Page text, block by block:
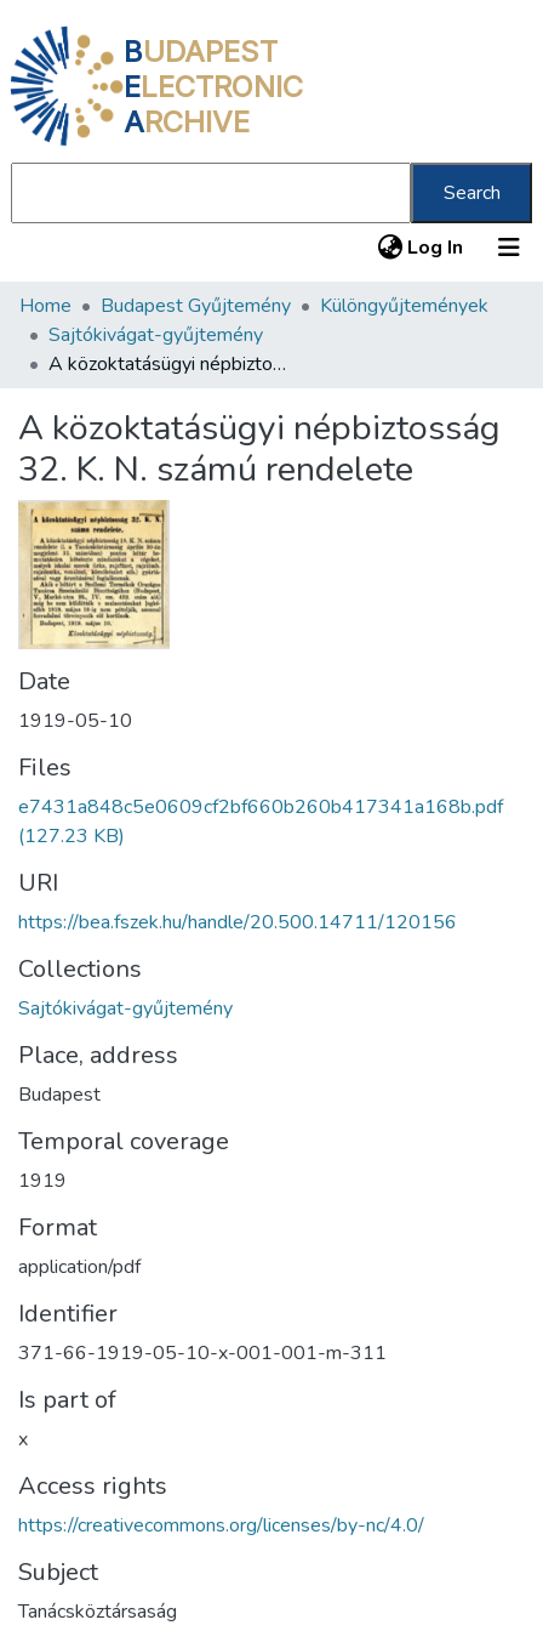
BUDAPEST
ELECTRONIC
ARCHIVE
Search
Log In (current)
Communities & Collections
All of DSpace
About us
Home Budapest Gyűjtemény
Különgyűjtemények
Sajtókivágat-gyűjtemény
A közoktatásügyi népbiztosság 32. K. N. számú rendelete
A közoktatásügyi népbiztosság
32. K. N. számú rendelete
Date
1919-05-10
Files
e7431a848c5e0609cf2bf660b260b417341a168b.pdf
(127.23 KB)
URI
https://bea.fszek.hu/handle/20.500.14711/120156
Collections
Sajtókivágat-gyűjtemény
Place, address
Budapest
Temporal coverage
1919
Format
application/pdf
Identifier
371-66-1919-05-10-x-001-001-m-311
Is part of
x
Access rights
https://creativecommons.org/licenses/by-nc/4.0/
Subject
Tanácsköztársaság